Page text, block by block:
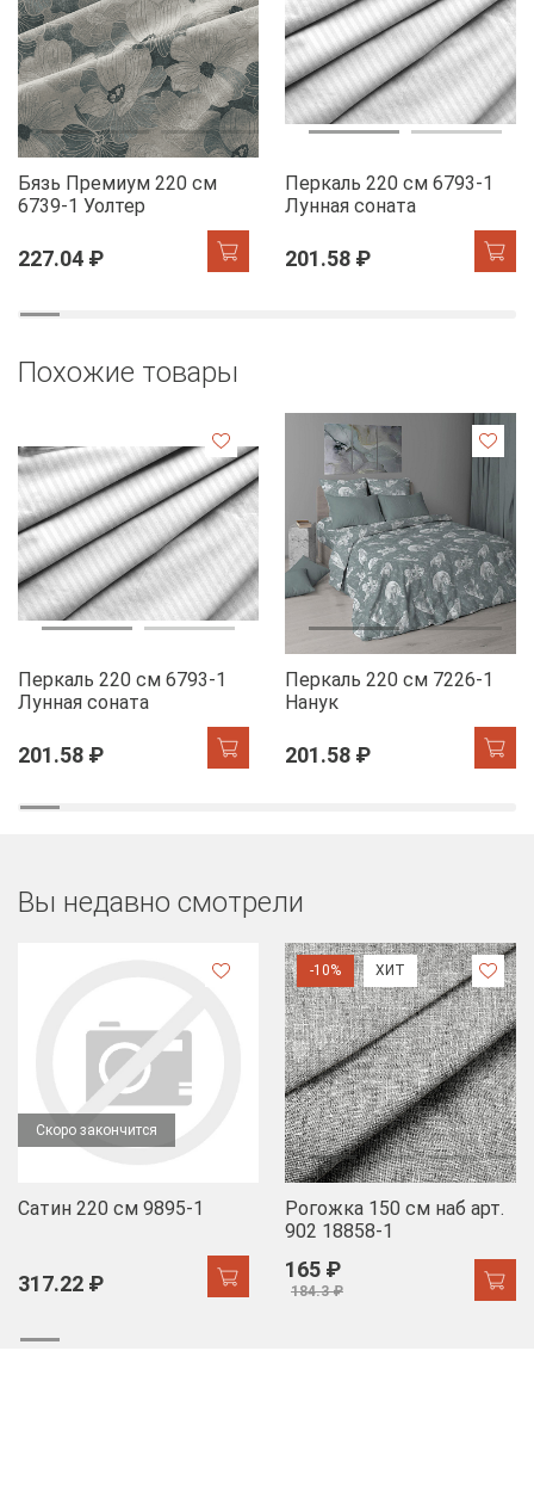
Бязь Премиум 220 см
6739-1 Уолтер
227.04 ₽
Перкаль 220 см 6793-1
Лунная соната
201.58 ₽
Похожие товары
Перкаль 220 см 6793-1
Лунная соната
201.58 ₽
Перкаль 220 см 7226-1
Нанук
201.58 ₽
Вы недавно смотрели
Скоро закончится
Сатин 220 см 9895-1
317.22 ₽
-10% ХИТ
Рогожка 150 см наб арт.
902 18858-1
165 ₽
184.3 ₽